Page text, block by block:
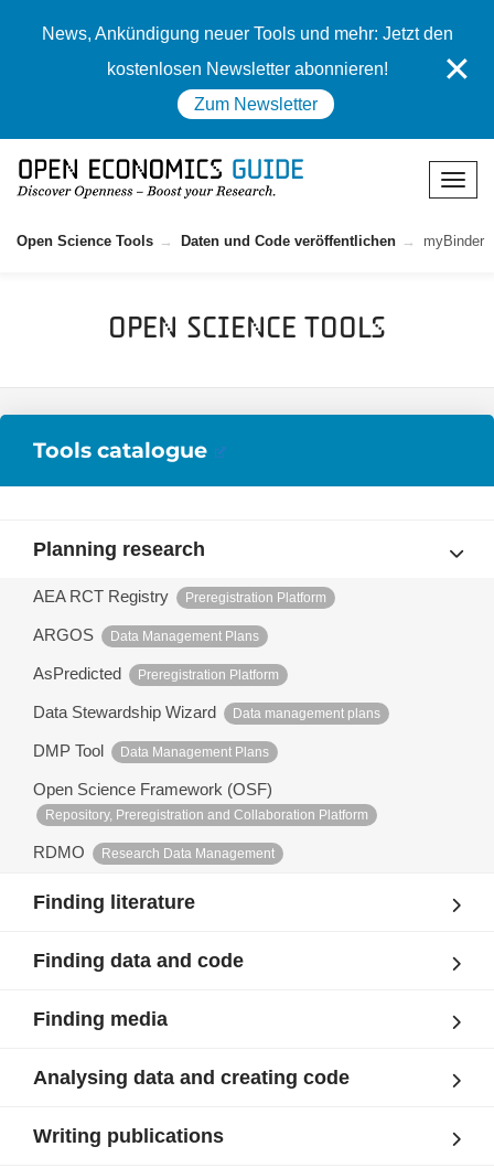
News, Ankündigung neuer Tools und mehr: Jetzt den
kostenlosen Newsletter abonnieren!
Zum Newsletter
✕
Open Science Tools Daten und Code veröffentlichen myBinder
Open Science Tools
Tools catalogue
Planning research
AEA RCT Registry Preregistration Platform
ARGOS Data Management Plans
AsPredicted Preregistration Platform
Data Stewardship Wizard Data management plans
DMP Tool Data Management Plans
Open Science Framework (OSF)
Repository, Preregistration and Collaboration Platform
RDMO Research Data Management
Finding literature
Finding data and code
Finding media
Analysing data and creating code
Writing publications